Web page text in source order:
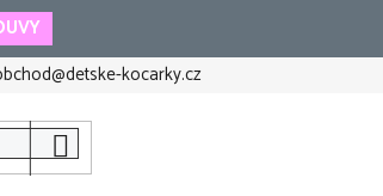
kocarky.cz